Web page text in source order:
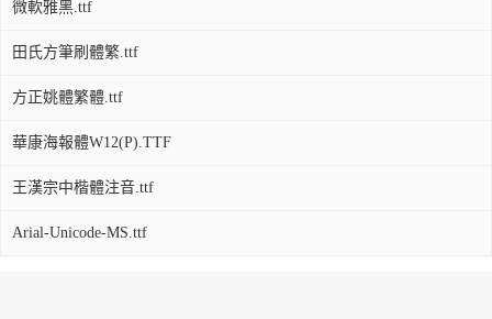
微軟雅黑.ttf
田氏方筆刷體繁.ttf
方正姚體繁體.ttf
華康海報體W12(P).TTF
王漢宗中楷體注音.ttf
Arial-Unicode-MS.ttf